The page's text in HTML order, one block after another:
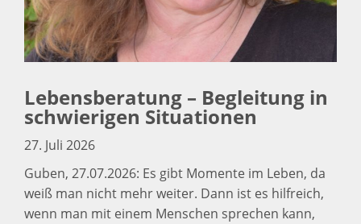
Lebensberatung – Begleitung in
schwierigen Situationen
27. Juli 2026
Guben, 27.07.2026: Es gibt Momente im Leben, da
weiß man nicht mehr weiter. Dann ist es hilfreich,
wenn man mit einem Menschen sprechen kann,